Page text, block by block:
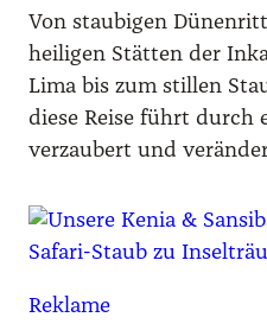
Von staubigen
heiligen Stätten der
Lima bis zum stillen
diese Reise führt durch
verzaubert und
Reklame